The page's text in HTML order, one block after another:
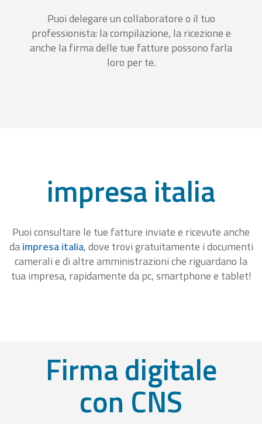
Puoi delegare un collaboratore o il tuo
professionista: la compilazione, la ricezione e
anche la firma delle tue fatture possono farla
loro per te.
impresa italia
Puoi consultare le tue fatture inviate e ricevute anche
daimpresa italia, dove trovi gratuitamente i documenti
camerali e di altre amministrazioni che riguardano la
tua impresa, rapidamente da pc, smartphone e tablet!
Firma digitale
con CNS